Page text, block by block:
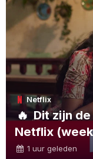
Netflix
🔥Dit zijn
Netflix
1 uur geleden